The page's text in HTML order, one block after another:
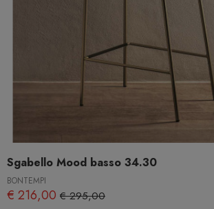
Sgabello Mood basso 34.30
BONTEMPI
€ 216,00 € 295,00